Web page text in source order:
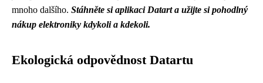
mnoho dalšího. Stáhněte si aplikaci Datart a užijte si pohodlný
nákup elektroniky kdykoli a kdekoli.
Ekologická odpovědnost Datartu